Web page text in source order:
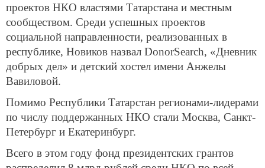
проектов НКО властями Татарстана и местным
сообществом. Среди успешных проектов
социальной направленности, реализованных в
республике, Новиков назвал DonorSearch, «Дневник
добрых дел» и детский хостел имени Анжелы
Вавиловой.
Помимо Республики Татарстан регионами-лидерами
по числу поддержанных НКО стали Москва, Санкт-
Петербург и Екатеринбург.
Всего в этом году фонд президентских грантов